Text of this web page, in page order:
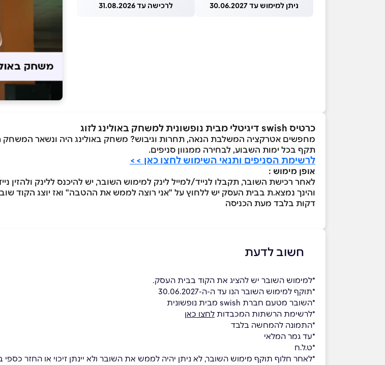
ניתן למימוש עד 30.06.2027 לרכישה עד 31.08.2026
כרטיס swish דיגיטלי מבית נופשונית למשחק באולינג לזוג
מחפשים אטרקציה המשלבת הנאה, תחרות וגיבוש? משחק באולינג היה ונשאר המשחק
תקף בכל ימות השבוע, לבחירה ממגוון סניפים.
לרשימת הסניפים ותנאי השימוש לחצו כאן >>
אופן מימוש :
דקות בלבד מעת הכניסה
חשוב לדעת
*למימוש השובר יש להציג את הקוד בבית העסק.
*תוקף למימוש השובר הנו עד ה-ה-30.06.2027
*השובר מטעם חברת swish מבית נופשונית
*לרשימת הרשתות המכבדות לחצו כאן
*התמונה להמחשה בלבד
*עד גמר המלאי
*ט.ל.ח
*לאחר חלוף תוקף מימוש השובר, לא ניתן יהיה לממש את השובר ולא יינתן זיכוי או החזר כספי